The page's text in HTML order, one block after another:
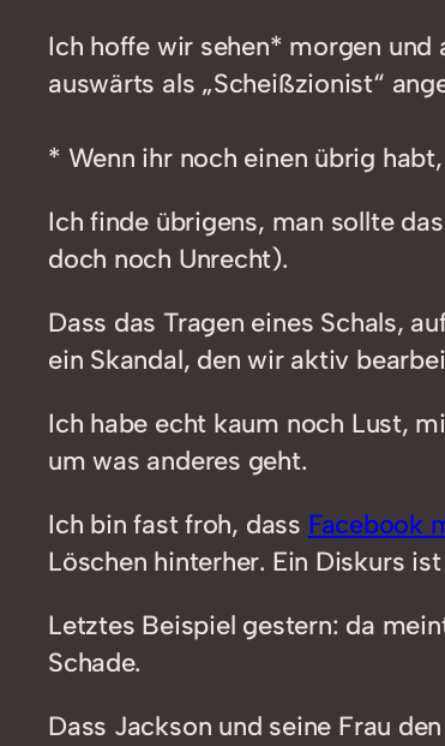
Ich hoffe wir sehen* morgen und
auswärts als „Scheißzionist“
* Wenn ihr noch einen übrig
Ich finde übrigens, man sollte
doch noch Unrecht).
Dass das Tragen eines Schals,
ein Skandal, den wir aktiv
Ich habe echt kaum noch Lust,
um was anderes geht.
Ich bin fast froh, dass Facebook
Löschen hinterher. Ein Diskurs
Letztes Beispiel gestern: da
Schade.
Dass Jackson und seine Frau